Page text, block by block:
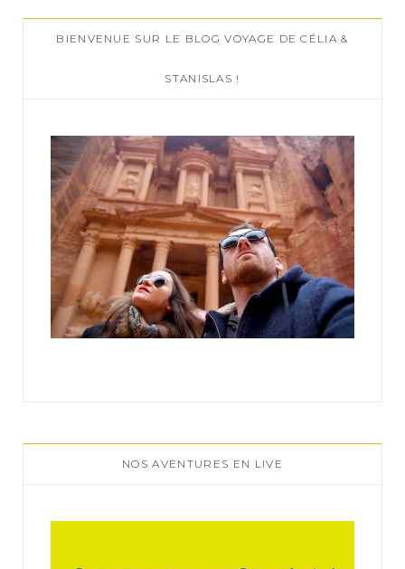
c
h
:
BIENVENUE SUR LE BLOG VOYAGE DE CÉLIA &
STANISLAS !
NOS AVENTURES EN LIVE